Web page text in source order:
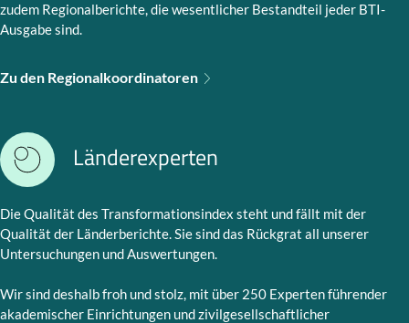
zudem Regionalberichte, die wesentlicher Bestandteil jeder BTI-
Ausgabe sind.
Zu den Regionalkoordinatoren
Länderexperten
Die Qualität des Transformationsindex steht und fällt mit der
Qualität der Länderberichte. Sie sind das Rückgrat all unserer
Untersuchungen und Auswertungen.
Wir sind deshalb froh und stolz, mit über 250 Experten führender
akademischer Einrichtungen und zivilgesellschaftlicher